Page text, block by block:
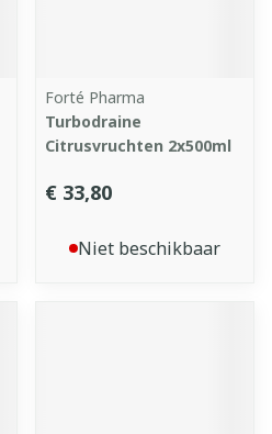
Forté Pharma
Turbodraine
Citrusvruchten 2x500ml
€ 33,80
Niet beschikbaar